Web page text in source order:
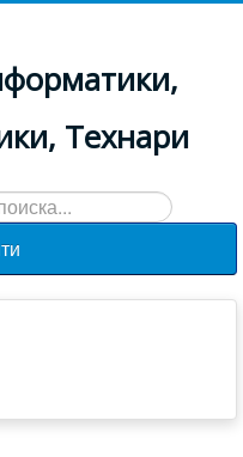
Технари